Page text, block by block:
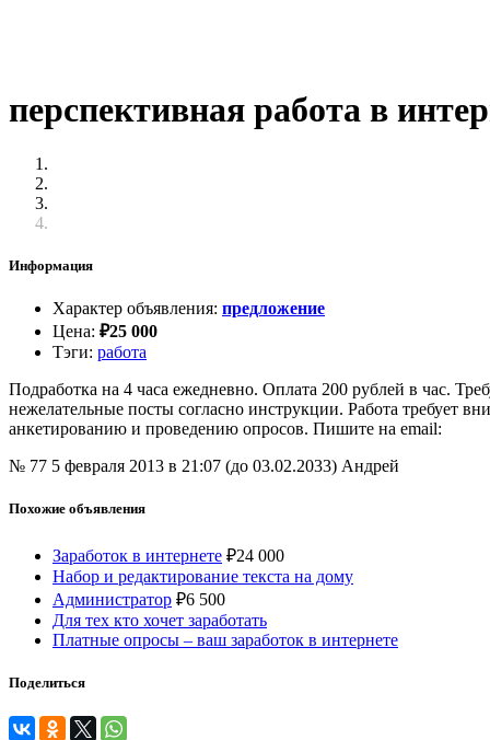
перспективная работа в
Информация
Характер объявления: предложение
Цена: ₽25 000
Тэги: работа
Подработка на 4 часа ежедневно. Оплата 200 рублей в час.
нежелательные посты согласно инструкции. Работа требует
анкетированию и проведению опросов. Пишите на email:
№ 77 5 февраля 2013 в 21:07 (до 03.02.2033) Андрей
Похожие объявления
Заработок в интернете ₽24 000
Набор и редактирование текста на дому
Администратор ₽6 500
Для тех кто хочет заработать
Платные опросы – ваш заработок в интернете
Поделиться